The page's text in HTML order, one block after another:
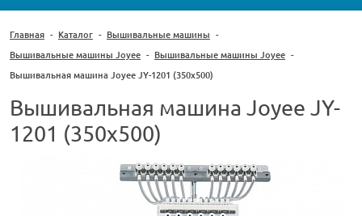
Главная - Каталог - Вышивальные машины -
Вышивальные машины Joyee - Вышивальные машины Joyee -
Вышивальная машина Joyee JY-1201 (350х500)
Вышивальная машина Joyee JY-
1201 (350х500)